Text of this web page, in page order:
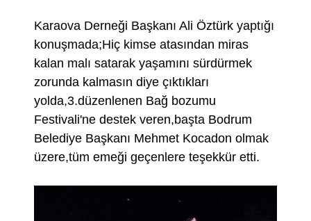
Karaova Derneği Başkanı Ali Öztürk yaptığı
konuşmada;Hiç kimse atasından miras
kalan malı satarak yaşamını sürdürmek
zorunda kalmasın diye çıktıkları
yolda,3.düzenlenen Bağ bozumu
Festivali'ne destek veren,başta Bodrum
Belediye Başkanı Mehmet Kocadon olmak
üzere,tüm emeği geçenlere teşekkür etti.